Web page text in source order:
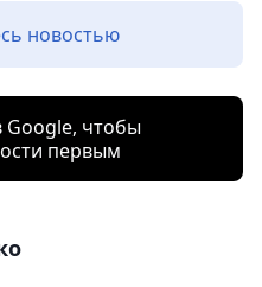
новостью
Google, чтобы
первым